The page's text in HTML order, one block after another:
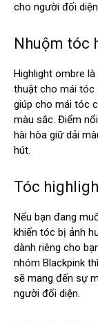
cho người đối
Nhuộm tóc
Highlight ombre
thuật cho mái tóc
giúp cho mái tóc
màu sắc. Điểm
hài hòa giữ dải
hút.
Tóc
Nếu bạn đang
khiến tóc bị ảnh
dành riêng cho
nhóm Blackpink
sẽ mang đến sự
người đối diện.